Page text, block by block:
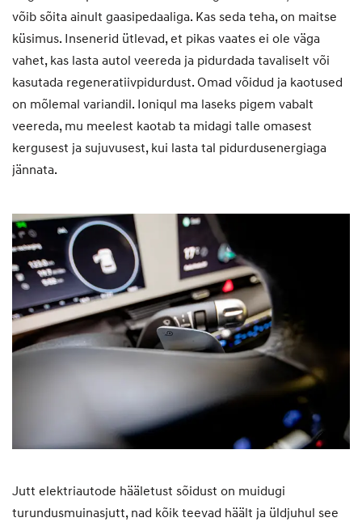
võib sõita ainult gaasipedaaliga. Kas seda teha, on maitse
küsimus. Insenerid ütlevad, et pikas vaates ei ole väga
vahet, kas lasta autol veereda ja pidurdada tavaliselt või
kasutada regeneratiivpidurdust. Omad võidud ja kaotused
on mõlemal variandil. Ioniqul ma laseks pigem vabalt
veereda, mu meelest kaotab ta midagi talle omasest
kergusest ja sujuvusest, kui lasta tal pidurdusenergiaga
jännata.
Jutt elektriautode hääletust sõidust on muidugi
turundusmuinasjutt, nad kõik teevad häält ja üldjuhul see